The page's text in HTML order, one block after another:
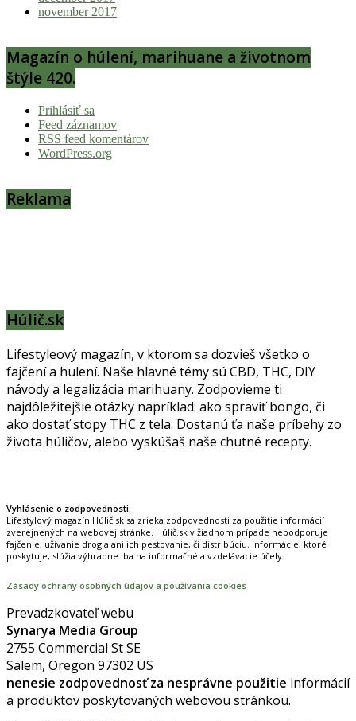
november 2017
Magazín o húlení, marihuane a životnom
štýle 420.
Prihlásiť sa
Feed záznamov
RSS feed komentárov
WordPress.org
Reklama
Húlič.sk
Lifestyleový magazín, v ktorom sa dozvieš všetko o
fajčení a hulení. Naše hlavné témy sú CBD, THC, DIY
návody a legalizácia marihuany. Zodpovieme ti
najdôležitejšie otázky napríklad: ako spraviť bongo, či
ako dostať stopy THC z tela. Dostanú ťa naše príbehy zo
života húličov, alebo vyskúšaš naše chutné recepty.
Vyhlásenie o zodpovednosti:
Lifestylový magazín Húlič.sk sa zrieka zodpovednosti za použitie informácií
zverejnených na webovej stránke. Húlič.sk v žiadnom prípade nepodporuje
fajčenie, užívanie drog a ani ich pestovanie, či distribúciu. Informácie, ktoré
poskytuje, slúžia výhradne iba na informačné a vzdelávacie účely.
Zásady ochrany osobných údajov a používania cookies
Prevadzkovateľ webu
Synarya Media Group
2755 Commercial St SE
Salem, Oregon 97302 US
nenesie zodpovednosť za nesprávne použitie informácií
a produktov poskytovaných webovou stránkou.